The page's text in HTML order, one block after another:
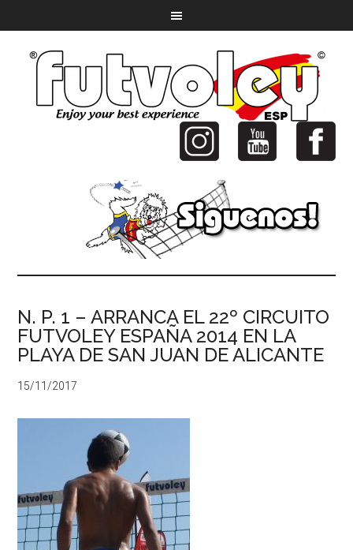
N. P. 1 – ARRANCA EL 22º CIRCUITO
FUTVOLEY ESPAÑA 2014 EN LA
PLAYA DE SAN JUAN DE ALICANTE
15/11/2017